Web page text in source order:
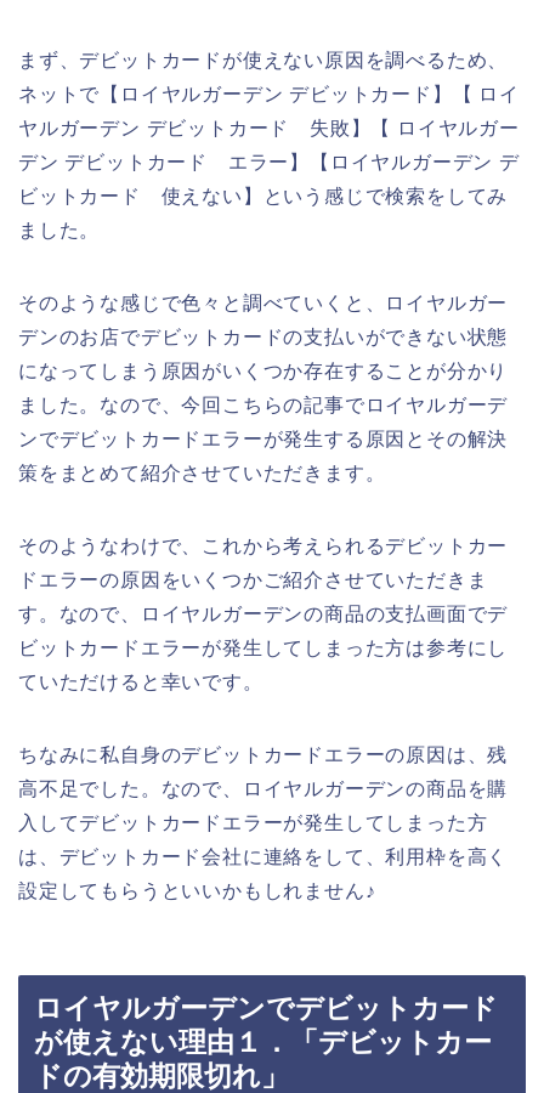
まず、デビットカードが使えない原因を調べるため、
ネットで【ロイヤルガーデン デビットカード】【 ロイ
ヤルガーデン デビットカード 失敗】【 ロイヤルガー
デン デビットカード エラー】【ロイヤルガーデン デ
ビットカード 使えない】という感じで検索をしてみ
ました。
そのような感じで色々と調べていくと、ロイヤルガー
デンのお店でデビットカードの支払いができない状態
になってしまう原因がいくつか存在することが分かり
ました。なので、今回こちらの記事でロイヤルガーデ
ンでデビットカードエラーが発生する原因とその解決
策をまとめて紹介させていただきます。
そのようなわけで、これから考えられるデビットカー
ドエラーの原因をいくつかご紹介させていただきま
す。なので、ロイヤルガーデンの商品の支払画面でデ
ビットカードエラーが発生してしまった方は参考にし
ていただけると幸いです。
ちなみに私自身のデビットカードエラーの原因は、残
高不足でした。なので、ロイヤルガーデンの商品を購
入してデビットカードエラーが発生してしまった方
は、デビットカード会社に連絡をして、利用枠を高く
設定してもらうといいかもしれません♪
ロイヤルガーデンでデビットカード
が使えない理由１．「デビットカー
ドの有効期限切れ」